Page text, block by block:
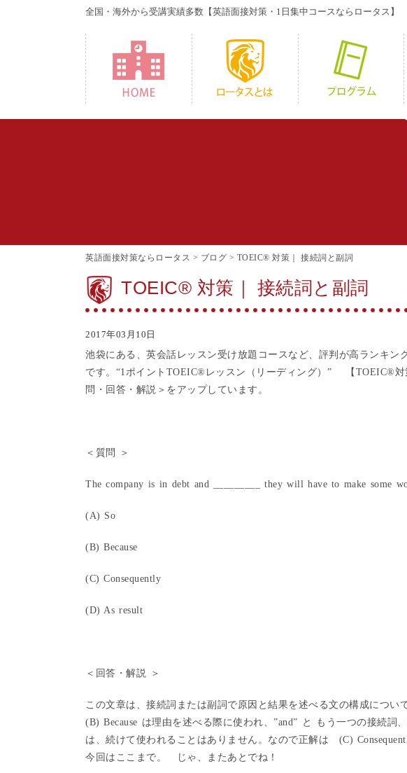
全国・海外から受講実績多数 【英語面接対策・1日集中コースならロータス】
HOME Whyロータス？
英語面接対策ならロータス > ブログ > TOEIC® 対策｜ 接続詞と副詞
TOEIC® 対策｜ 接続詞と副詞
2017年03月10日
池袋にある、英会話レッスン受け放題コースなど、評判が高ランキン
です。 “1ポイントTOEIC®レッスン（リーディング）” 【TOEIC®対
問・回答・解説＞をアップしています。
＜質問 ＞
The company is in debt and _________ they will have to make some
(A) So
(B) Because
(C) Consequently
(D) As result
＜回答・解説 ＞
この文章は、接続詞または副詞で原因と結果を述べる文の構成につい
(B) Because は理由を述べる際に使われ、”and” と もう一つの接続
は、続けて使われることはありません。 なので正解は (C)
今回はここまで。 じゃ、またあとでね！